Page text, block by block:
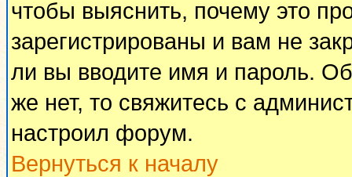
чтобы выяснить, почему это
зарегистрированы и вам не
ли вы вводите имя и пароль.
же нет, то свяжитесь с
настроил форум.
Вернуться к началу